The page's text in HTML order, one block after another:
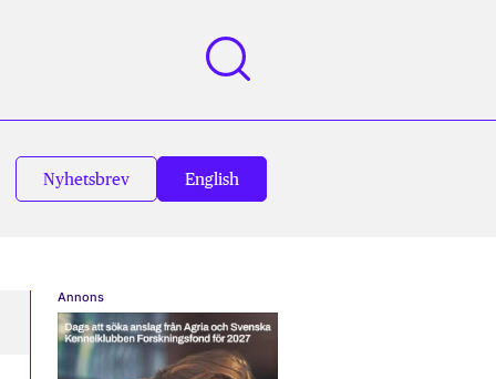
Nyhetsbrev English
Annons